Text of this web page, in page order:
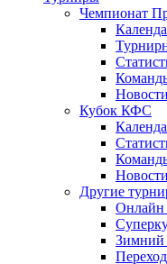
Чемпионат
Новости
Кубок КФС
Новости
Другие
Онлайн